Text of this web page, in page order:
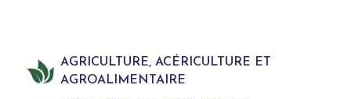
AGRICULTURE, ACÉRICULTURE ET
AGROALIMENTAIRE